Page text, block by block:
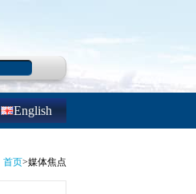
English
首页>媒体焦点